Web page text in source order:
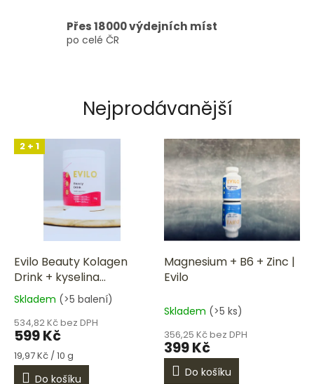
Přes 18000 výdejních míst
po celé ČR
Nejprodávanější
2 + 1
Evilo Beauty Kolagen
Drink + kyselina
hyaluronová 300g
Průměrné
produktu
je
5,0
z
Skladem (>5 balení)
534,82 Kč bez DPH
599 Kč
Měrná
cena:
19,97 Kč / 10 g
Do košíku
Magnesium + B6 + Zinc |
Evilo
Skladem (>5 ks)
356,25 Kč bez DPH
399 Kč
Do košíku